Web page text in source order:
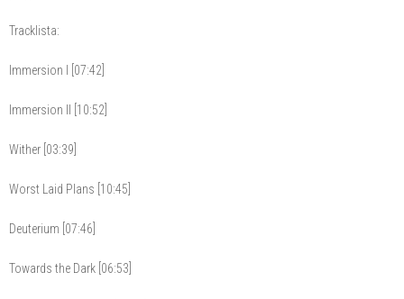
Tracklista:
Immersion I [07:42]
Immersion II [10:52]
Wither [03:39]
Worst Laid Plans [10:45]
Deuterium [07:46]
Towards the Dark [06:53]